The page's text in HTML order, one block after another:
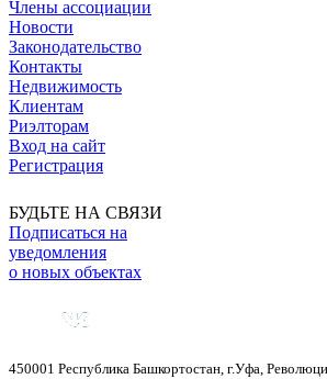
Члены ассоциации
Новости
Законодательство
Контакты
Недвижимость
Клиентам
Риэлторам
Вход на сайт
Регистрация
БУДЬТЕ НА СВЯЗИ
Подписаться на
уведомления
о новых объектах
450001 Республика Башкортостан, г.Уфа,